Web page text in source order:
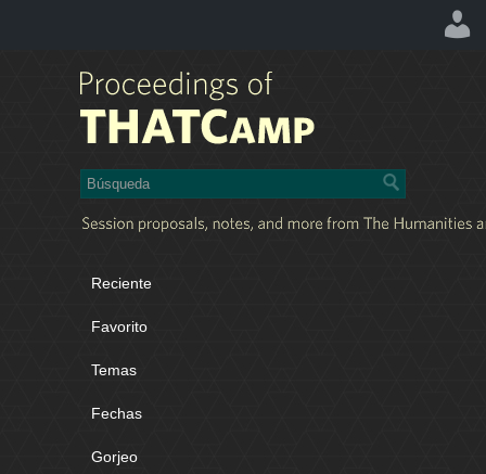
Reciente
Favorito
Temas
Fechas
Gorjeo